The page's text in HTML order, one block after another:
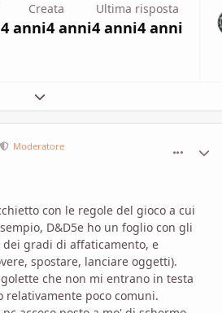
Creata
4 anni4 anni
Ultima risposta
4 anni4 anni
Espandi panoramica del topic
Moderatore
con le regole del gioco a cui
D&D5e ho un foglio con gli
gradi di affaticamento, e
spostare, lanciare oggetti).
che non mi entrano in testa
relativamente poco comuni.